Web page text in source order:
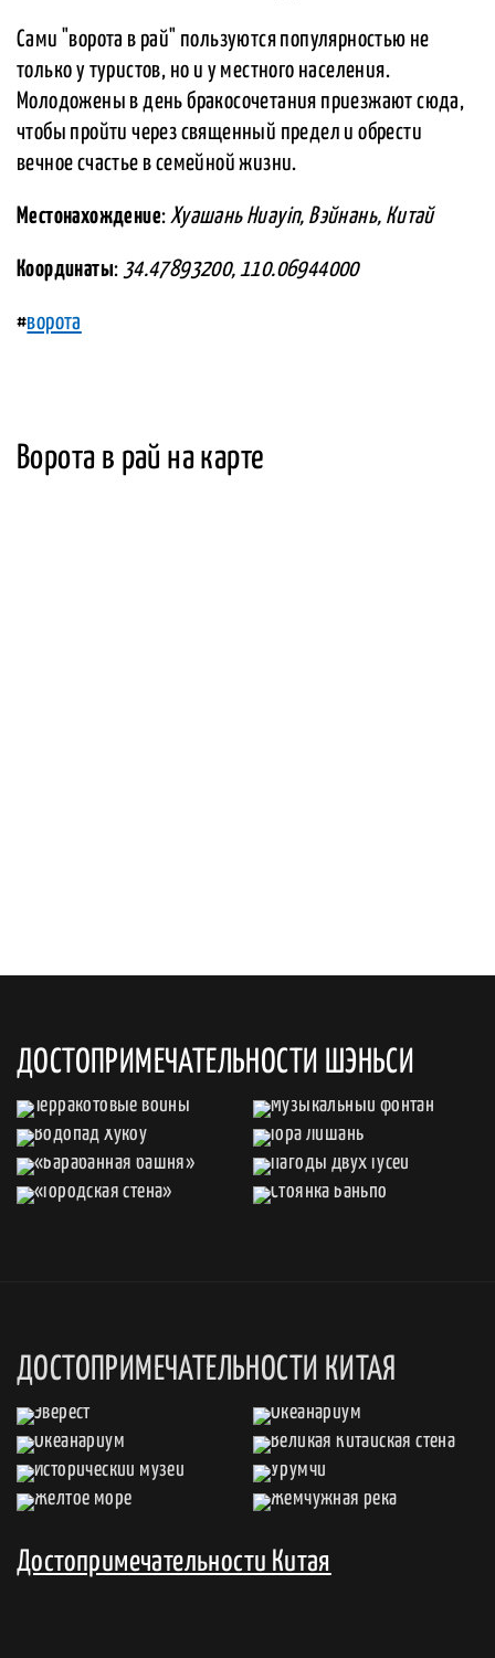
Сами "ворота в рай" пользуются популярностью не
только у туристов, но и у местного населения.
Молодожены в день бракосочетания приезжают сюда,
чтобы пройти через священный предел и обрести
вечное счастье в семейной жизни.
Местонахождение: Хуашань Huayin, Вэйнань, Китай
Координаты: 34.47893200, 110.06944000
#ворота
Ворота в рай на карте
ДОСТОПРИМЕЧАТЕЛЬНОСТИ ШЭНЬСИ
ДОСТОПРИМЕЧАТЕЛЬНОСТИ КИТАЯ
Достопримечательности Китая